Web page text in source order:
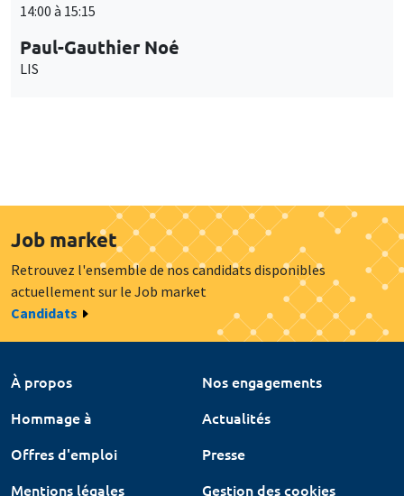
14:00 à 15:15
Paul-Gauthier Noé
LIS
Job market
Retrouvez l'ensemble de nos candidats disponibles
actuellement sur le Job market
Candidats
À propos
Nos engagements
Hommage à
Actualités
Offres d'emploi
Presse
Mentions légales
Gestion des cookies